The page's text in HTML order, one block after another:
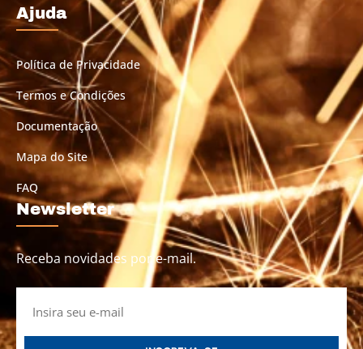
Ajuda
Política de Privacidade
Termos e Condições
Documentação
Mapa do Site
FAQ
Newsletter
Receba novidades por e-mail.